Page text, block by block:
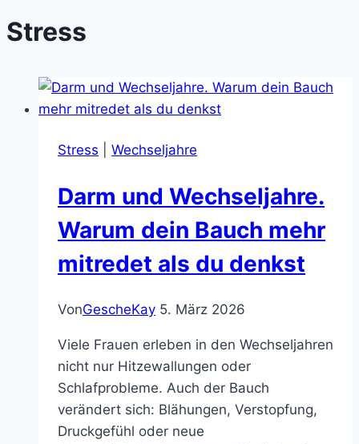
Stress
Stress Wechseljahre
Darm und Wechseljahre.
Warum dein Bauch mehr
mitredet als du denkst
VonGescheKay 5. März 2026
Viele Frauen erleben in den Wechseljahren
nicht nur Hitzewallungen oder
Schlafprobleme. Auch der Bauch
verändert sich: Blähungen, Verstopfung,
Druckgefühl oder neue